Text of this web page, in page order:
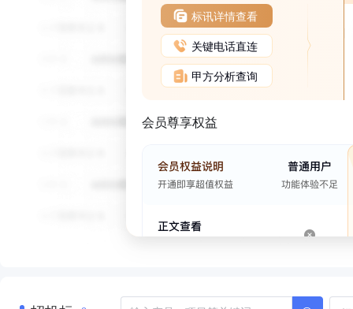
标讯详情查看
关键电话直连
甲方分析查询
会员尊享权益